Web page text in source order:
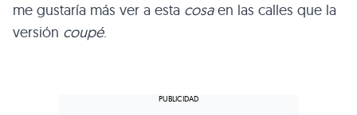
me gustaría más ver a esta cosaen las calles que la
versión coupé.